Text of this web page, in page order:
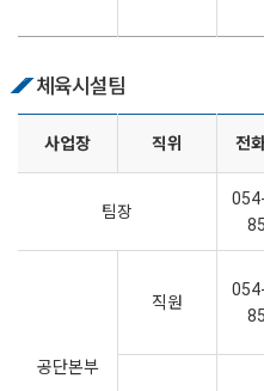
체육시설팀
사업장 직위 전
팀장
공단본부
직원